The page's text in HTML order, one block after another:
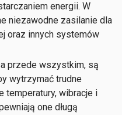
energii. W
niezawodne zasilanie dla
oraz innych systemów
przede wszystkim, są
wytrzymać trudne
temperatury, wibracje i
one długą